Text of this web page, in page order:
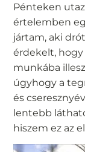
Pénteken
értelemben
jártam, aki
érdekelt,
munkába
úgyhogy a
és
lentebb
hiszem ez az